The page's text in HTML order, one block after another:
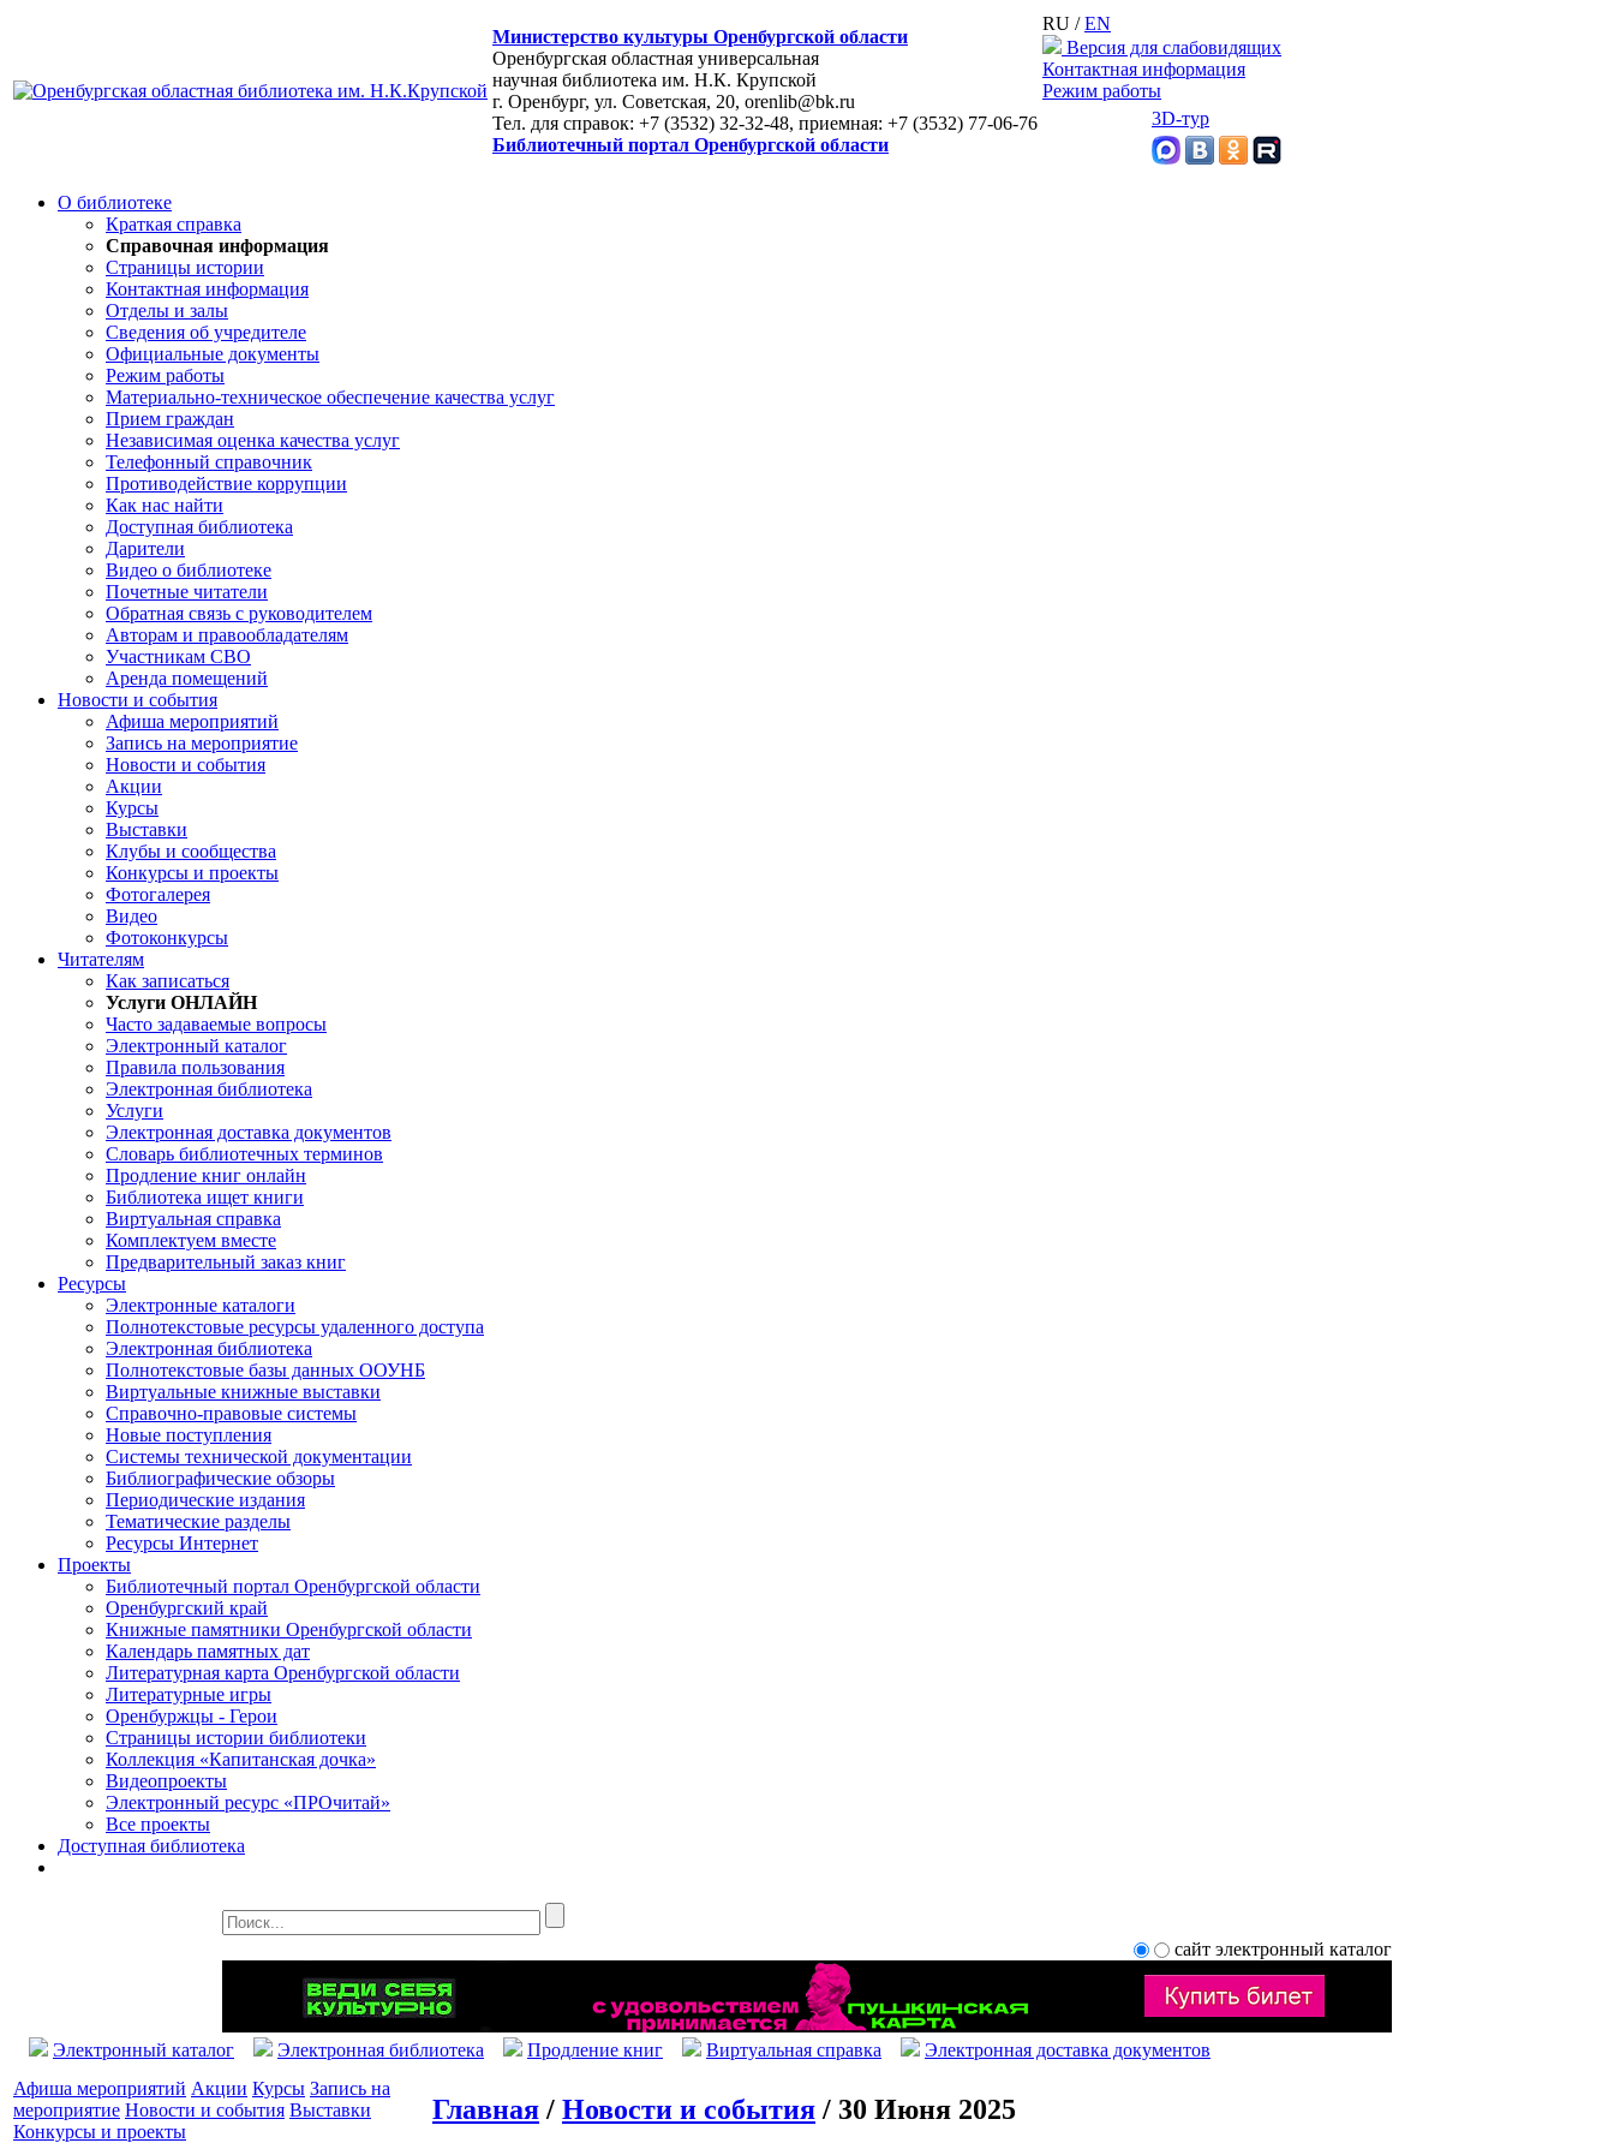
Министерство культуры Оренбургской области
Оренбургская областная универсальная
научная библиотека им. Н.К. Крупской
г. Оренбург, ул. Советская, 20, orenlib@bk.ru
Тел. для справок: +7 (3532) 32-32-48, приемная: +7 (3532) 77-06-76
Библиотечный портал Оренбургской области
RU /EN
Версия для слабовидящих
Контактная информация
Режим работы
3D-тур
О библиотеке
Краткая справка
Справочная информация
Страницы истории
Контактная информация
Отделы и залы
Сведения об учредителе
Официальные документы
Режим работы
Материально-техническое обеспечение качества услуг
Прием граждан
Независимая оценка качества услуг
Телефонный справочник
Противодействие коррупции
Как нас найти
Доступная библиотека
Дарители
Видео о библиотеке
Почетные читатели
Обратная связь с руководителем
Авторам и правообладателям
Участникам СВО
Аренда помещений
Новости и события
Афиша мероприятий
Запись на мероприятие
Новости и события
Акции
Курсы
Выставки
Клубы и сообщества
Конкурсы и проекты
Фотогалерея
Видео
Фотоконкурсы
Читателям
Как записаться
Услуги ОНЛАЙН
Часто задаваемые вопросы
Электронный каталог
Правила пользования
Электронная библиотека
Услуги
Электронная доставка документов
Словарь библиотечных терминов
Продление книг онлайн
Библиотека ищет книги
Виртуальная справка
Комплектуем вместе
Предварительный заказ книг
Ресурсы
Электронные каталоги
Полнотекстовые ресурсы удаленного доступа
Электронная библиотека
Полнотекстовые базы данных ООУНБ
Виртуальные книжные выставки
Справочно-правовые системы
Новые поступления
Cистемы технической документации
Библиографические обзоры
Периодические издания
Тематические разделы
Ресурсы Интернет
Проекты
Библиотечный портал Оренбургской области
Оренбургский край
Книжные памятники Оренбургской области
Календарь памятных дат
Литературная карта Оренбургской области
Литературные игры
Оренбуржцы - Герои
Страницы истории библиотеки
Коллекция «Капитанская дочка»
Видеопроекты
Электронный ресурс «ПРОчитай»
Все проекты
Доступная библиотека
сайт электронный каталог
Электронный каталог Электронная библиотека Продление книг Виртуальная справка
Электронная доставка документов
Афиша мероприятий Акции Курсы Запись на
мероприятие Новости и события Выставки
Конкурсы и проекты
Главная / Новости и события / 30 Июня 2025